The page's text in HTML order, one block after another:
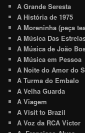
A Grande Seresta
A História de 1975
A Moreninha (peça
A Música Das
A Música de João
A Música em Pessoa
A Noite do Amor do
A Turma do Embalo
A Velha Guarda
A Viagem
A Visit to Brazil
A Voz da RCA Victor